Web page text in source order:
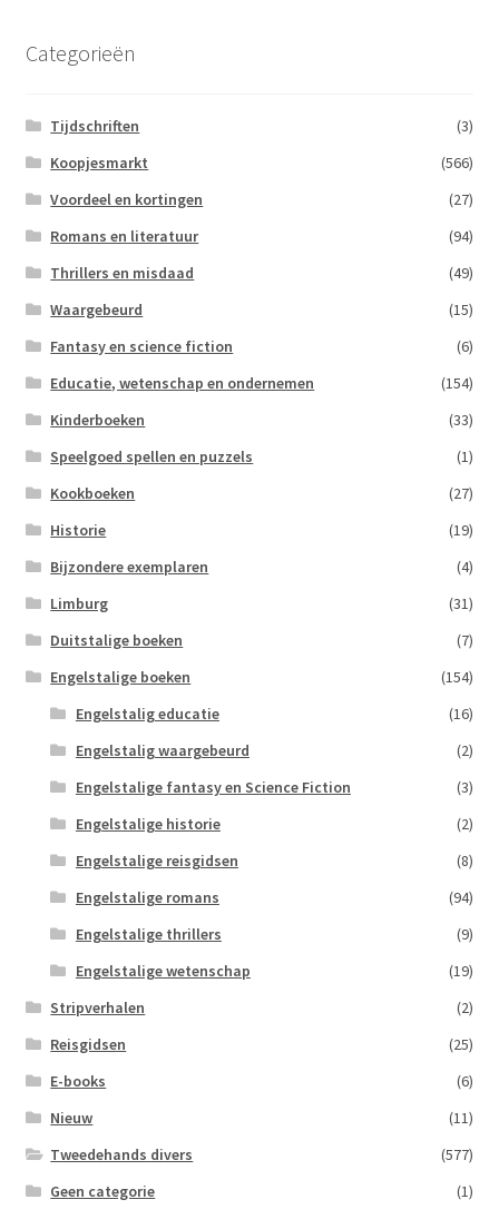
Categorieën
Tijdschriften
(3)
Koopjesmarkt
(566)
Voordeel en kortingen
(27)
Romans en literatuur
(94)
Thrillers en misdaad
(49)
Waargebeurd
(15)
Fantasy en science fiction
(6)
Educatie, wetenschap en ondernemen
(154)
Kinderboeken
(33)
Speelgoed spellen en puzzels
(1)
Kookboeken
(27)
Historie
(19)
Bijzondere exemplaren
(4)
Limburg
(31)
Duitstalige boeken
(7)
Engelstalige boeken
(154)
Engelstalig educatie
(16)
Engelstalig waargebeurd
(2)
Engelstalige fantasy en Science Fiction
(3)
Engelstalige historie
(2)
Engelstalige reisgidsen
(8)
Engelstalige romans
(94)
Engelstalige thrillers
(9)
Engelstalige wetenschap
(19)
Stripverhalen
(2)
Reisgidsen
(25)
E-books
(6)
Nieuw
(11)
Tweedehands divers
(577)
Geen categorie
(1)